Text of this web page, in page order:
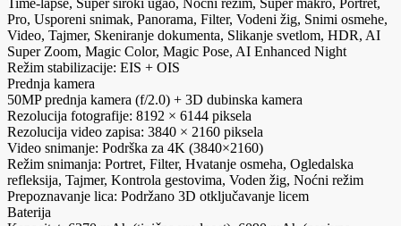
Pro, Usporeni snimak, Panorama, Filter, Vodeni žig, Snimi osmehe,
Video, Tajmer, Skeniranje dokumenta, Slikanje svetlom, HDR, AI
Super Zoom, Magic Color, Magic Pose, AI Enhanced Night
Režim stabilizacije: EIS + OIS
Prednja kamera
50MP prednja kamera (f/2.0) + 3D dubinska kamera
Rezolucija fotografije: 8192 × 6144 piksela
Rezolucija video zapisa: 3840 × 2160 piksela
Video snimanje: Podrška za 4K (3840×2160)
Režim snimanja: Portret, Filter, Hvatanje osmeha, Ogledalska
refleksija, Tajmer, Kontrola gestovima, Voden žig, Noćni režim
Prepoznavanje lica: Podržano 3D otključavanje licem
Baterija